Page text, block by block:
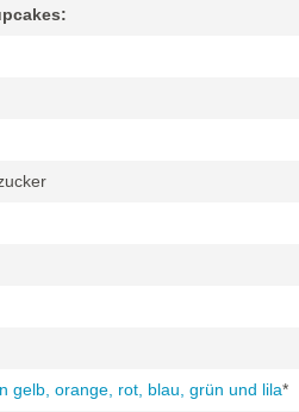
gelb, orange, rot, blau, grün und lila*